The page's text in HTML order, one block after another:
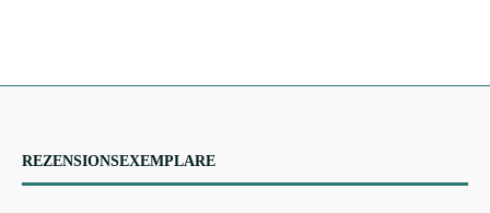
REZENSIONSEXEMPLARE